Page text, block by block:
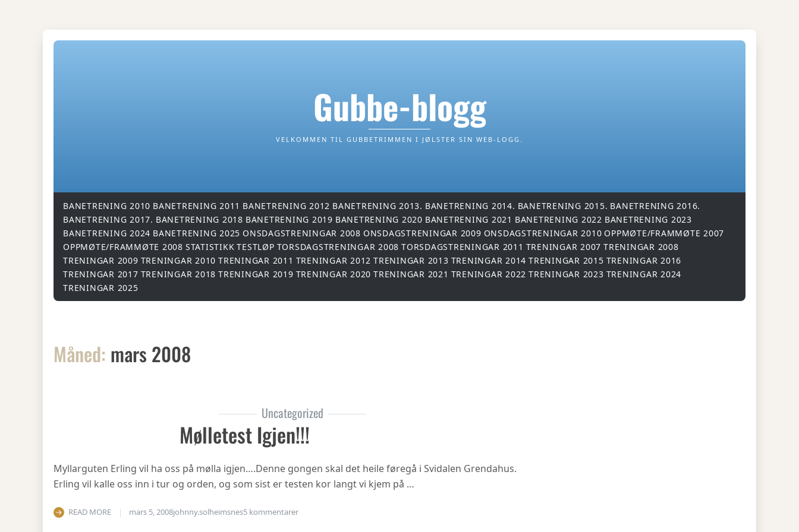
Gubbe-blogg
VELKOMMEN TIL GUBBETRIMMEN I JØLSTER SIN WEB-LOGG.
BANETRENING 2010 BANETRENING 2011 BANETRENING 2012 BANETRENING 2013. BANETRENING 2014. BANETRENING 2015. BANETRENING 2016.
BANETRENING 2017. BANETRENING 2018 BANETRENING 2019 BANETRENING 2020 BANETRENING 2021 BANETRENING 2022 BANETRENING 2023
BANETRENING 2024 BANETRENING 2025 ONSDAGSTRENINGAR 2008 ONSDAGSTRENINGAR 2009 ONSDAGSTRENINGAR 2010 OPPMØTE/FRAMMØTE 2007
OPPMØTE/FRAMMØTE 2008 STATISTIKK TESTLØP TORSDAGSTRENINGAR 2008 TORSDAGSTRENINGAR 2011 TRENINGAR 2007 TRENINGAR 2008
TRENINGAR 2009 TRENINGAR 2010 TRENINGAR 2011 TRENINGAR 2012 TRENINGAR 2013 TRENINGAR 2014 TRENINGAR 2015 TRENINGAR 2016
TRENINGAR 2017 TRENINGAR 2018 TRENINGAR 2019 TRENINGAR 2020 TRENINGAR 2021 TRENINGAR 2022 TRENINGAR 2023 TRENINGAR 2024
TRENINGAR 2025
Måned: mars 2008
Uncategorized
Mølletest Igjen!!!
Myllarguten Erling vil ha oss på mølla igjen….Denne gongen skal det heile føregå i Svidalen Grendahus.
Erling vil kalle oss inn i tur og orden, og som sist er testen kor langt vi kjem på …
READ MORE mars 5, 2008johnny.solheimsnes5 kommentarertil Mølletest igjen!!!